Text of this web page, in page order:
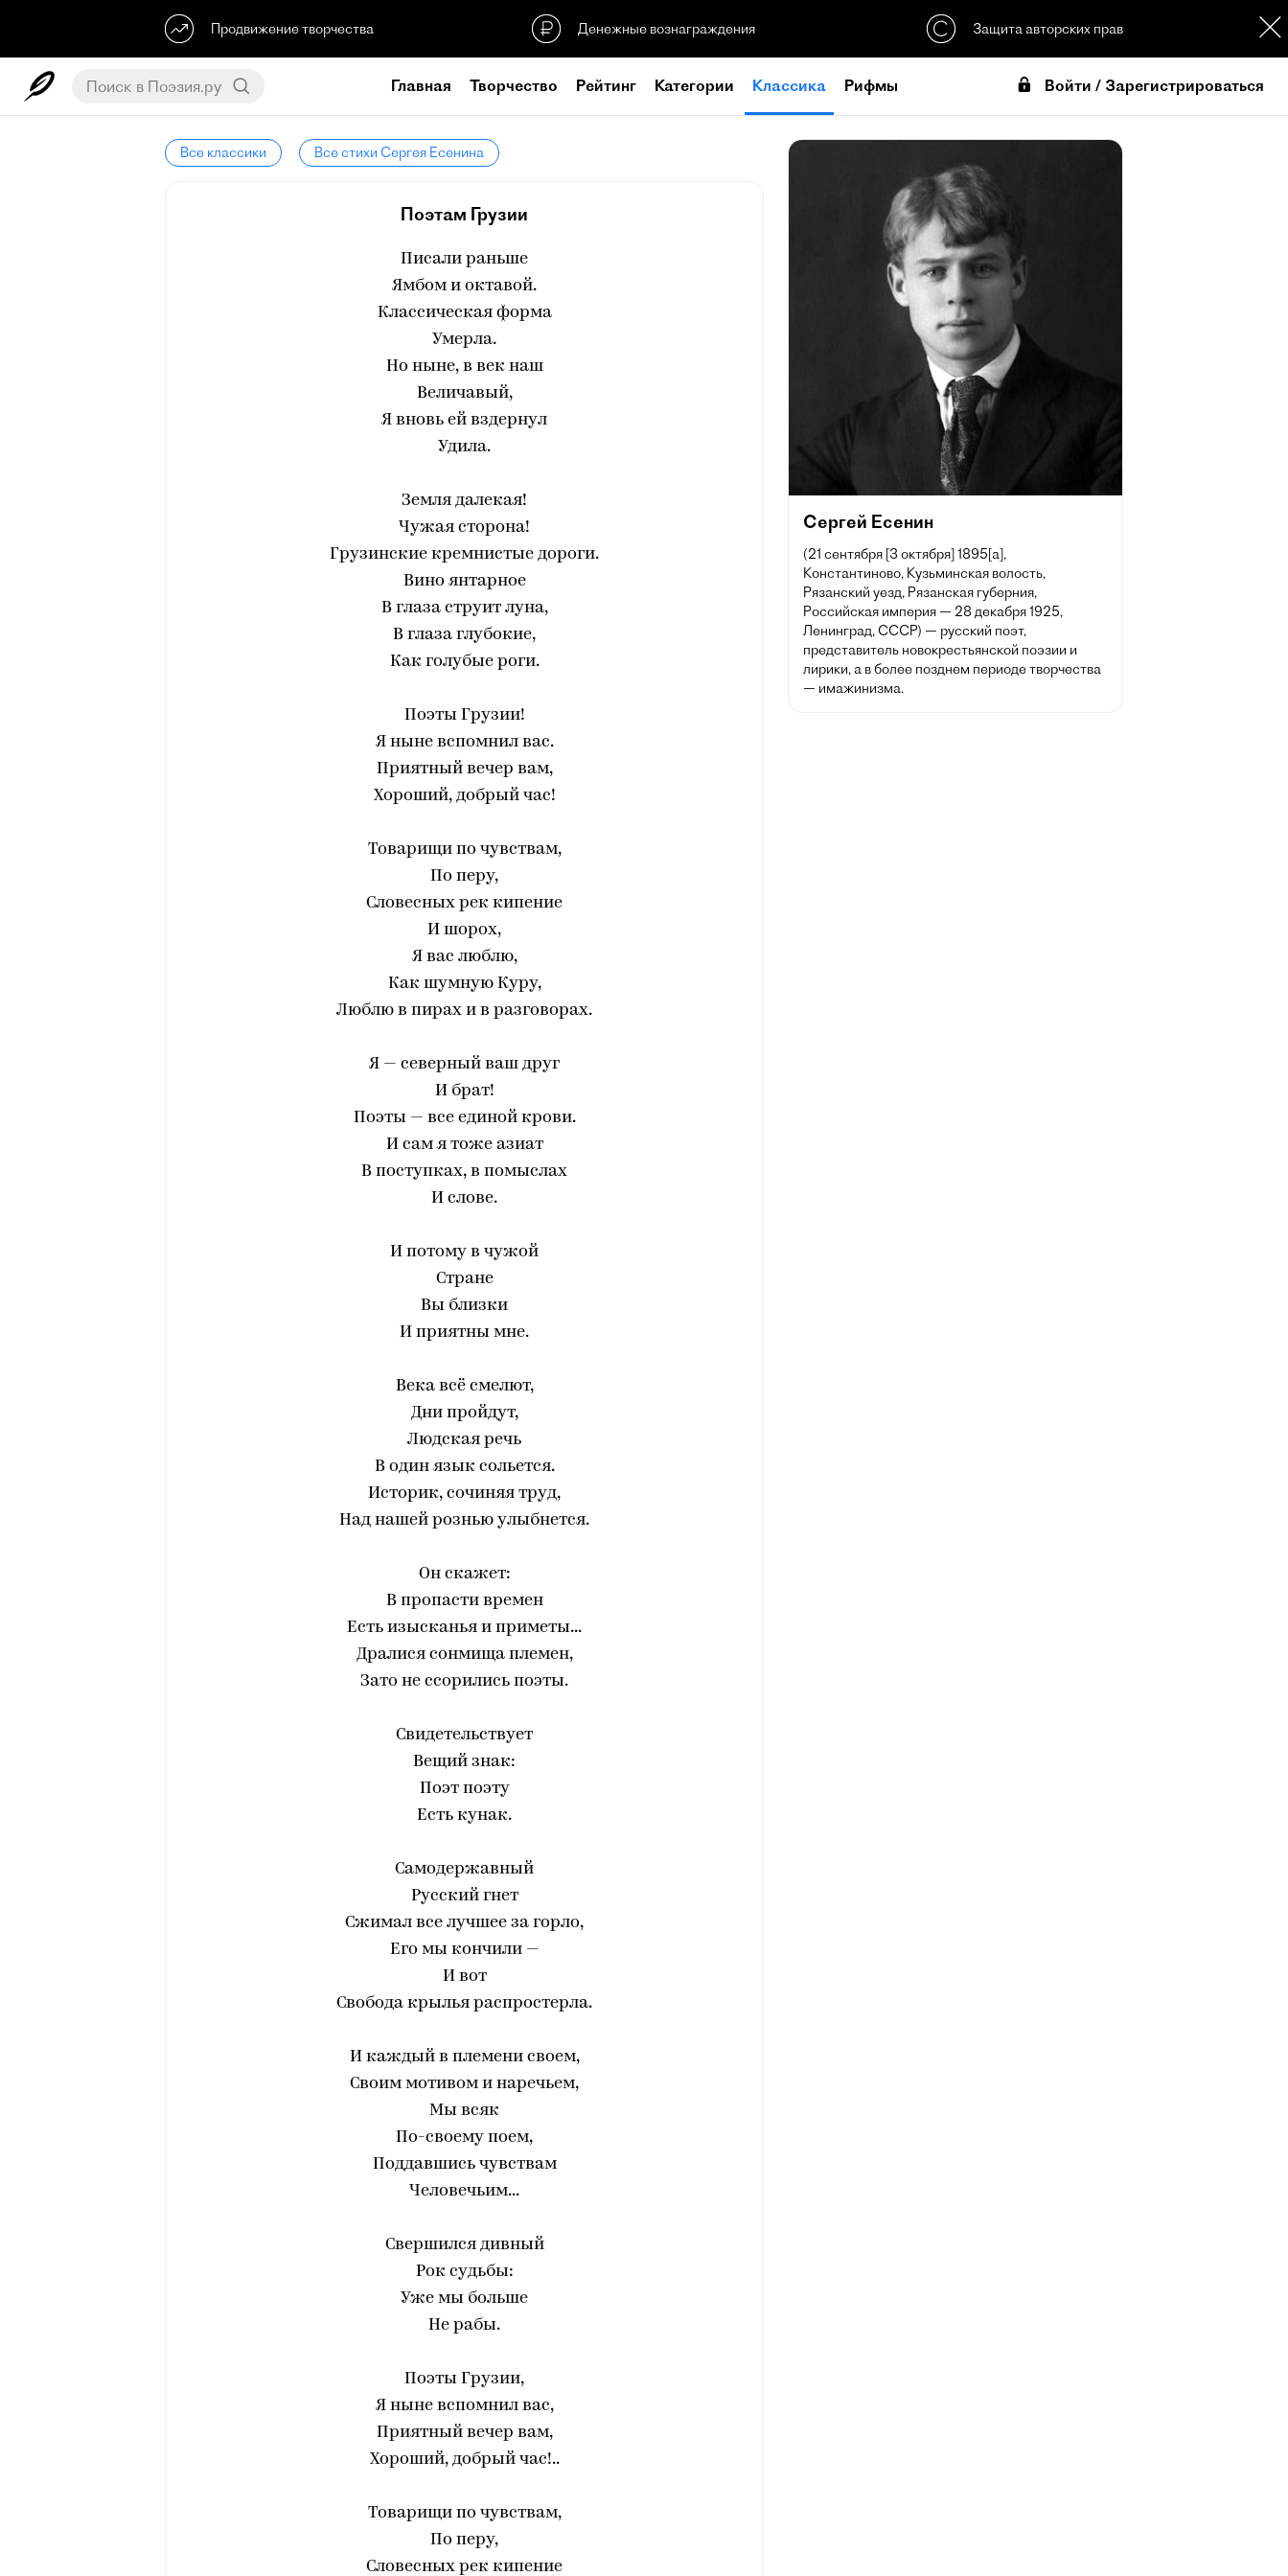
Продвижение творчества Денежные вознаграждения Защита авторских прав
Главная Творчество Рейтинг Категории Классика Рифмы Войти / Зарегистрироваться
Все классики Все стихи Сергея Есенина
Поэтам Грузии
Писали раньше
Ямбом и октавой.
Классическая форма
Умерла.
Но ныне, в век наш
Величавый,
Я вновь ей вздернул
Удила.
Земля далекая!
Чужая сторона!
Грузинские кремнистые дороги.
Вино янтарное
В глаза струит луна,
В глаза глубокие,
Как голубые роги.
Поэты Грузии!
Я ныне вспомнил вас.
Приятный вечер вам,
Хороший, добрый час!
Товарищи по чувствам,
По перу,
Словесных рек кипение
И шорох,
Я вас люблю,
Как шумную Куру,
Люблю в пирах и в разговорах.
Я — северный ваш друг
И брат!
Поэты — все единой крови.
И сам я тоже азиат
В поступках, в помыслах
И слове.
И потому в чужой
Стране
Вы близки
И приятны мне.
Века всё смелют,
Дни пройдут,
Людская речь
В один язык сольется.
Историк, сочиняя труд,
Над нашей рознью улыбнется.
Он скажет:
В пропасти времен
Есть изысканья и приметы...
Дралися сонмища племен,
Зато не ссорились поэты.
Свидетельствует
Вещий знак:
Поэт поэту
Есть кунак.
Самодержавный
Русский гнет
Сжимал все лучшее за горло,
Его мы кончили —
И вот
Свобода крылья распростерла.
И каждый в племени своем,
Своим мотивом и наречьем,
Мы всяк
По-своему поем,
Поддавшись чувствам
Человечьим...
Свершился дивный
Рок судьбы:
Уже мы больше
Не рабы.
Поэты Грузии,
Я ныне вспомнил вас,
Приятный вечер вам,
Хороший, добрый час!..
Товарищи по чувствам,
По перу,
Словесных рек кипение
Сергей Есенин
(21 сентября [3 октября] 1895[a],
Константиново, Кузьминская волость,
Рязанский уезд, Рязанская губерния,
Российская империя — 28 декабря 1925,
Ленинград, СССР) — русский поэт,
представитель новокрестьянской поэзии и
лирики, а в более позднем периоде творчества
— имажинизма.